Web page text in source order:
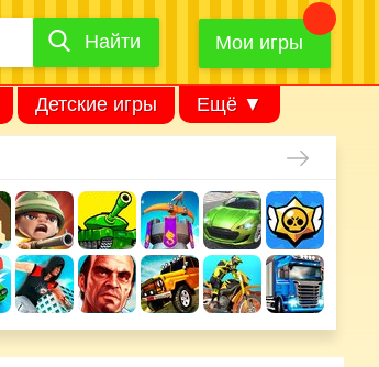
Найти
Найти Мои игры
Детские игры Ещё ▼